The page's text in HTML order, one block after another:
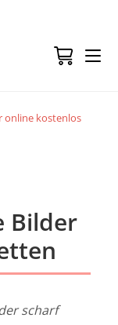
online kostenlos
Bilder
scharf